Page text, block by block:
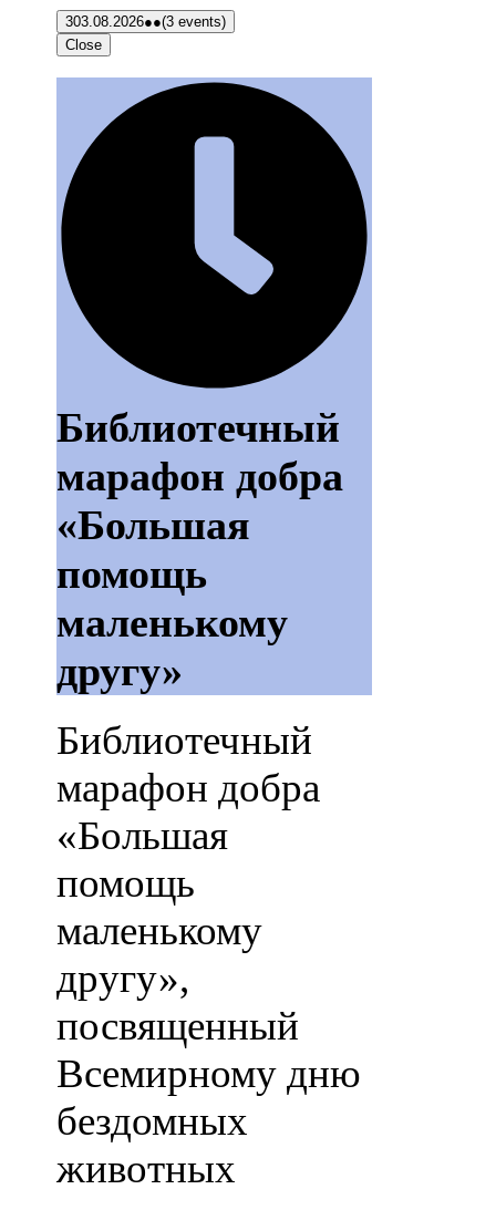
303.08.2026●●(3 events)
Close
Библиотечный
марафон добра
«Большая
помощь
маленькому
другу»
Библиотечный
марафон добра
«Большая
помощь
маленькому
другу»,
посвященный
Всемирному дню
бездомных
животных